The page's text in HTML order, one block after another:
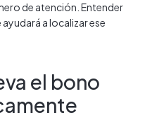
de atención. Entender
ayudará a localizar ese
el bono